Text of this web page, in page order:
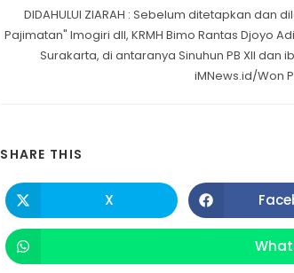
DIDAHULUI ZIARAH : Sebelum ditetapkan dan
Pajimatan" Imogiri dll, KRMH Bimo Rantas Djoyo
Surakarta, di antaranya Sinuhun PB XII dan
iMNews.id/Won
SHARE THIS
THIS
CONTENT
Opens
in
a
X
in
a
in